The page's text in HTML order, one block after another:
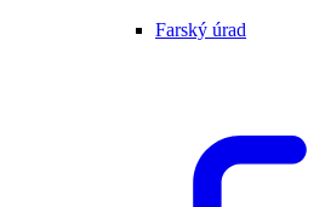
Farský úrad